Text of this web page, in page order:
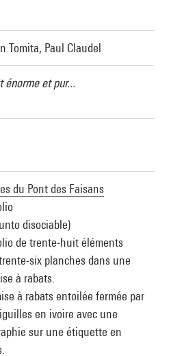
Tomita, Paul Claudel
énorme et pur...
du Pont des Faisans
disociable)
de trente-huit éléments
six planches dans une
à rabats.
à rabats entoilée fermée par
en ivoire avec une
sur une étiquette en